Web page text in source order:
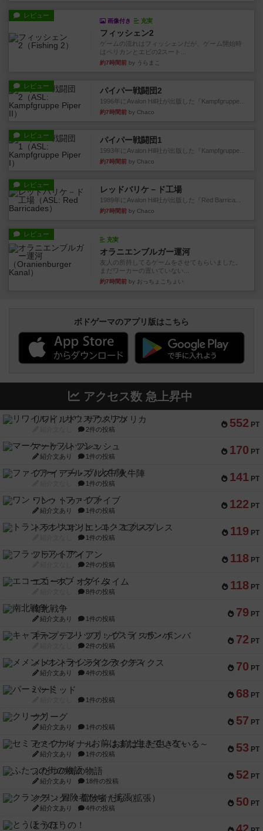
レビュー
画像付き 充実
フィッシェン2
ゲームの流れはフィッシェンだが、ゲーム開始時
はペリカンとエビの2スート...
約7時間前 by うらまこ
レビュー パイパー戦闘団2
1996年にAvalon Hill社が出版した『Kampfgruppe...
約7時間前 by Chaco
レビュー パイパー戦闘団1
1993年にAvalon Hill社が出版した『Kampfgruppe...
約7時間前 by Chaco
レビュー レッドバリケ－ド工場
1989年にAvalon Hill社が出版した『Red Barrica...
約7時間前 by Chaco
レビュー
充実
オラニエンブルガー運河
友人の所持してるゲームをさせてもらいました。
まだワーカーの置いていない...
約7時間前 by おっちょこちょい
ボドゲーマのアプリ版はこちら
アクセス数 急上昇中
552 PT
リワイルド：サウスアメリカ
2件の投稿
170 PT
マーケットフレッシュ
紹介文あり 1件の投稿
141 PT
ファイアー・ブルズ / 火牛陣
1件の投稿
122 PT
ワン・トゥ・ファイブ
紹介文あり 1件の投稿
119 PT
トランスオリエント・エクスプレス
1件の投稿
118 PT
フラットアイアン
2件の投稿
118 PT
エコーズ・オブ・タイム
8件の投稿
79 PT
南北戦争
紹介文あり 1件の投稿
72 PT
キャプテン・フリップ：イスラ・ボンバ
2件の投稿
70 PT
メメントオンラインタクティクス
紹介文あり 4件の投稿
68 PT
パーミッド
1件の投稿
57 PT
クリーグ
紹介文あり 1件の投稿
53 PT
セミファイナル ～お前はまだ生きている～
紹介文あり 1件の投稿
52 PT
ふたつの街の物語
紹介文あり 18件の投稿
50 PT
クランク! ：冒険者たち（拡張）
紹介文あり 4件の投稿
とうほうの！